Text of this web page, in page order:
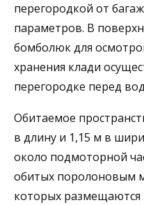
перегородкой от
параметров. В
бомболюк для
хранения клади
перегородке перед
Обитаемое
в длину и 1,15 м в
около подмоторной
обитых поролоновым
которых размещаются